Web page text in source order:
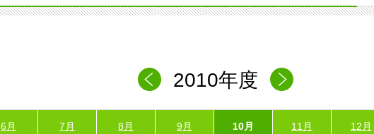
2010年度
6月 7月 8月 9月 10月 11月 12月